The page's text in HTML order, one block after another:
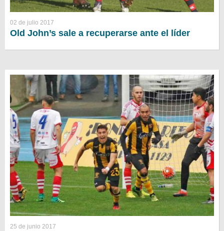
02 de julio 2017
Old John’s sale a recuperarse ante el líder
25 de junio 2017